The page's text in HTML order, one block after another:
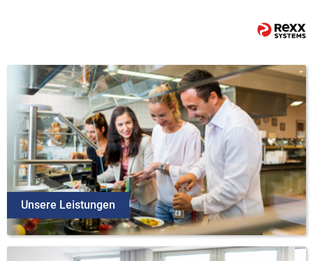
Unsere Leistungen